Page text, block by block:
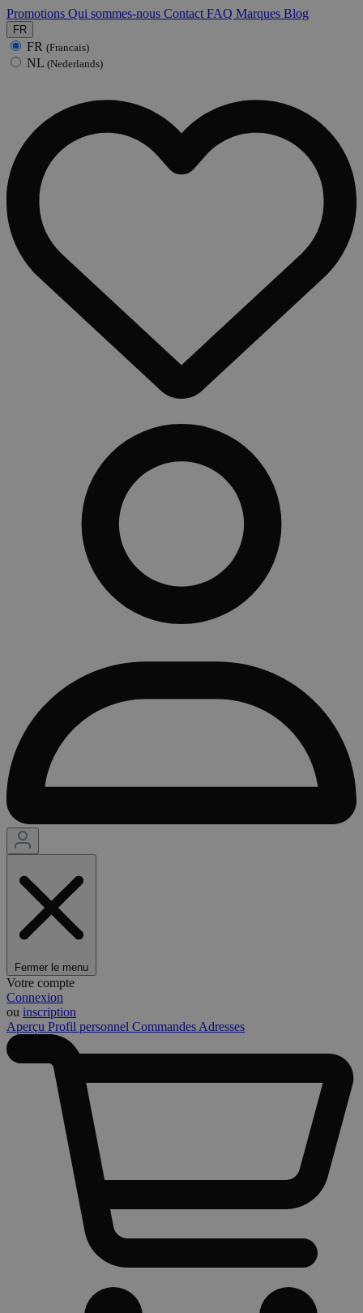
Promotions Qui sommes-nous Contact FAQ Marques Blog
FR
FR (Francais)
NL (Nederlands)
Fermer le menu
Votre compte
Connexion
ou inscription
Aperçu Profil personnel Commandes Adresses